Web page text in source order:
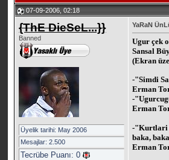
07-09-2006, 02:18
{ThE DieSeL...}}
Banned
Üyelik tarihi: May 2006
Mesajlar: 2.500
Tecrübe Puanı:0
YaRaN
Ugur çek
Sansal
(Ekran
-"Simdi
Erman
-
Erman
-"Kurtlari
baka,
Erman